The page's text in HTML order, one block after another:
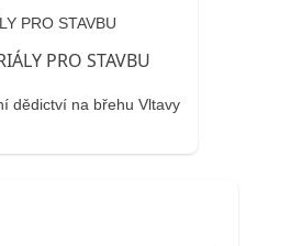
PRO STAVBU
dědictví na břehu Vltavy